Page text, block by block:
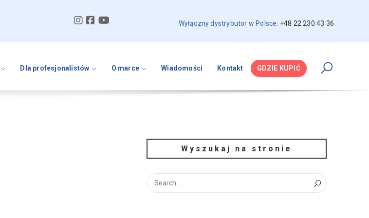
Wyłączny dystrybutor w Polsce: +48 22 230 43 36
Dla profesjonalistów O marce Wiadomości Kontakt GDZIE KUPIĆ
Wyszukaj na stronie